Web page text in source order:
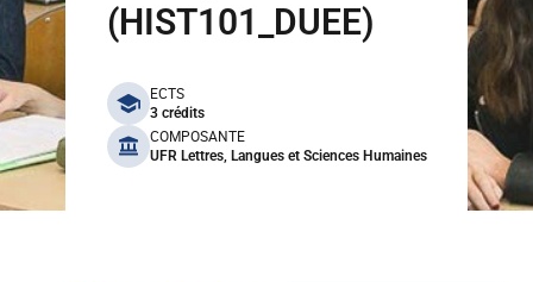
(HIST101_DUEE)
benefits
ECTS
3 crédits
COMPOSANTE
UFR Lettres, Langues et Sciences Humaines